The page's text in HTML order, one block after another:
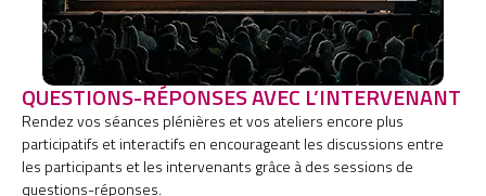
QUESTIONS-RÉPONSES AVEC L’INTERVENANT
Rendez vos séances plénières et vos ateliers encore plus
participatifs et interactifs en encourageant les discussions entre
les participants et les intervenants grâce à des sessions de
questions-réponses.